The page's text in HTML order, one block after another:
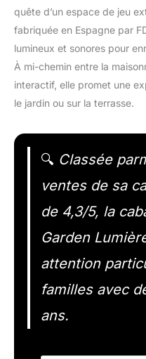
quête d’un espace de jeu
fabriquée en Espagne par
lumineux et sonores pour
À mi-chemin entre la
interactif, elle promet une
le jardin ou sur la terrasse.
🔍 Classée
ventes de sa
de 4,3/5, la
Garden
attention
familles avec
ans.